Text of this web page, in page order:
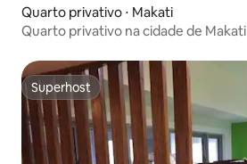
Quarto privativo ⋅ Makati
Quarto privativo na cidade de Makati
Superhost
Superhost